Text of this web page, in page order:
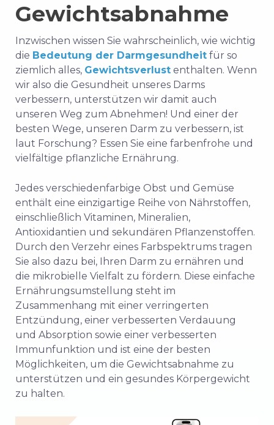
Gewichtsabnahme
Inzwischen wissen Sie wahrscheinlich, wie wichtig
die Bedeutung der Darmgesundheit für so
ziemlich alles, Gewichtsverlust enthalten. Wenn
wir also die Gesundheit unseres Darms
verbessern, unterstützen wir damit auch
unseren Weg zum Abnehmen! Und einer der
besten Wege, unseren Darm zu verbessern, ist
laut Forschung? Essen Sie eine farbenfrohe und
vielfältige pflanzliche Ernährung.
Jedes verschiedenfarbige Obst und Gemüse
enthält eine einzigartige Reihe von Nährstoffen,
einschließlich Vitaminen, Mineralien,
Antioxidantien und sekundären Pflanzenstoffen.
Durch den Verzehr eines Farbspektrums tragen
Sie also dazu bei, Ihren Darm zu ernähren und
die mikrobielle Vielfalt zu fördern. Diese einfache
Ernährungsumstellung steht im
Zusammenhang mit einer verringerten
Entzündung, einer verbesserten Verdauung
und Absorption sowie einer verbesserten
Immunfunktion und ist eine der besten
Möglichkeiten, um die Gewichtsabnahme zu
unterstützen und ein gesundes Körpergewicht
zu halten.